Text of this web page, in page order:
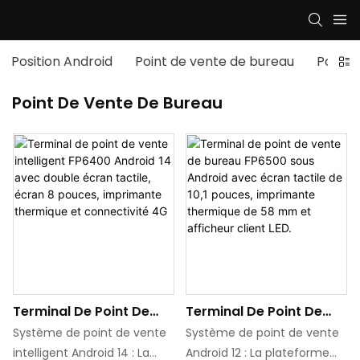
Position Android Point de vente de bureau Pos.MP
Point De Vente De Bureau
Terminal De Point De
Vente Intelligent FP6400
Android 14 Avec Double
Système de point de vente
intelligent Android 14 : La
Terminal De Point De
Vente De Bureau FP6500
Sous Android Avec
Système de point de vente
Android 12 : La plateforme